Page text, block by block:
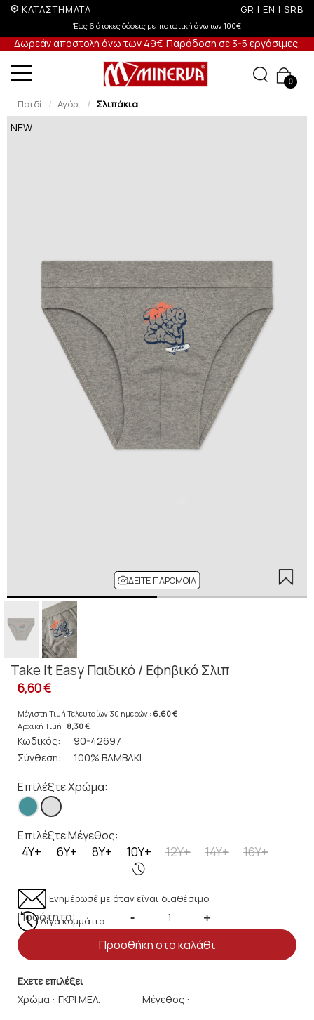
ΚΑΤΑΣΤΗΜΑΤΑ GR | EN | SRB
δόσεις με πιστωτική άνω των 100€
Δωρεάν αποστολή άνω των 49€. Παράδοση σε 3-5 εργάσιμες.
0
Παιδί Αγόρι Σλιπάκια
NEW
ΔΕΊΤΕ ΠΑΡΌΜΟΙΑ
Take It Easy Παιδικό / Εφηβικό Σλιπ
6,60 €
Μέγιστη Τιμή Τελευταίων 30 ημερών : 6,60 €
Αρχική Τιμή : 8,30 €
Κωδικός:
90-42697
Σύνθεση:
100% ΒΑΜΒΑΚΙ
Επιλέξτε Χρώμα:
Επιλέξτε Μέγεθος:
4Y+ 6Y+ 8Y+ 10Y+ 12Y+ 14Y+ 16Y+
Ενημέρωσέ με όταν είναι διαθέσιμο
Λίγα κομμάτια
Ποσότητα: - +
Προσθήκη στο καλάθι
Εχετε επιλέξει
Χρώμα :
Μέγεθος :